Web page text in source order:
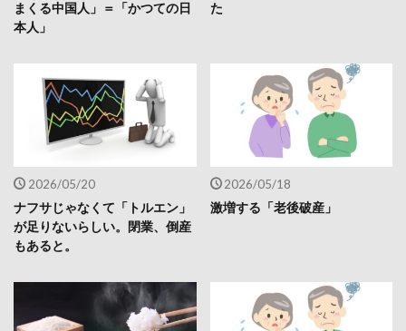
まくる中国人」＝「かつての日
本人」
た
2026/05/20
ナフサじゃなくて「トルエン」
が足りないらしい。閉業、倒産
もあると。
2026/05/18
激増する「老後破産」